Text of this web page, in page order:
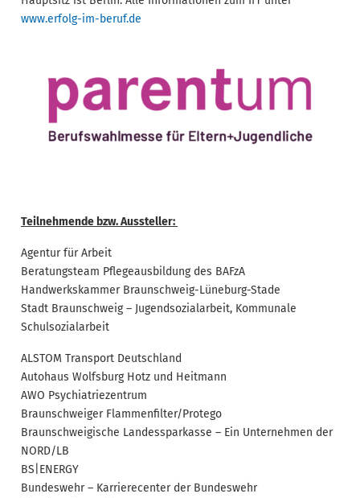
www.erfolg-im-beruf.de
Teilnehmende bzw. Aussteller:
Agentur für Arbeit
Beratungsteam Pflegeausbildung des BAFzA
Handwerkskammer Braunschweig-Lüneburg-Stade
Stadt Braunschweig – Jugendsozialarbeit, Kommunale
Schulsozialarbeit
ALSTOM Transport Deutschland
Autohaus Wolfsburg Hotz und Heitmann
AWO Psychiatriezentrum
Braunschweiger Flammenfilter/Protego
Braunschweigische Landessparkasse – Ein Unternehmen der
NORD/LB
BS|ENERGY
Bundeswehr – Karrierecenter der Bundeswehr